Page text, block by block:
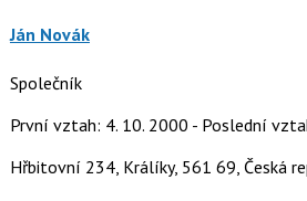
Ján Novák
Společník
První vztah: 4. 10. 2000 - Poslední
Hřbitovní 234, Králíky, 561 69, Česká